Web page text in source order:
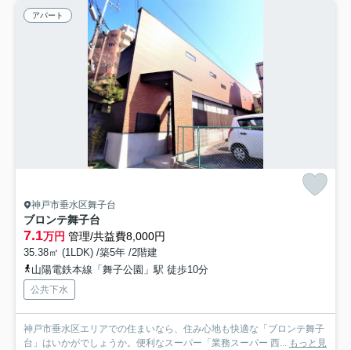
アパート
神戸市垂水区舞子台
ブロンテ舞子台
7.1万円 管理/共益費8,000円
35.38㎡ (1LDK) /築5年 /2階建
山陽電鉄本線「舞子公園」駅 徒歩10分
公共下水
神戸市垂水区エリアでの住まいなら、住み心地も快適な「ブロンテ舞子
台」はいかがでしょうか。便利なスーパー「業務スーパー 西... もっと見